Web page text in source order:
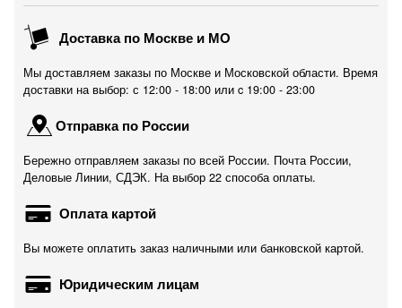
Доставка по Москве и МО
Мы доставляем заказы по Москве и Московской области. Время
доставки на выбор: с 12:00 - 18:00 или c 19:00 - 23:00
Отправка по России
Бережно отправляем заказы по всей России. Почта России,
Деловые Линии, СДЭК. На выбор 22 способа оплаты.
Оплата картой
Вы можете оплатить заказ наличными или банковской картой.
Юридическим лицам